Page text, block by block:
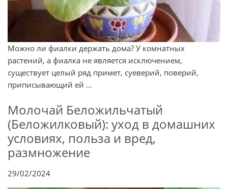
Можно ли фиалки держать дома? У комнатных
растений, а фиалка не является исключением,
существует целый ряд примет, суеверий, поверий,
приписывающий ей ...
Молочай Беложильчатый
(Беложилковый): уход в домашних
условиях, польза и вред,
размножение
29/02/2024